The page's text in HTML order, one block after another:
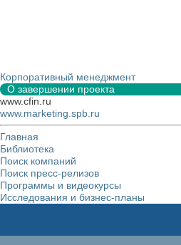
Корпоративный менеджмент
О завершении проекта
www.cfin.ru
www.marketing.spb.ru
Главная
Библиотека
Поиск компаний
Поиск пресс-релизов
Программы и видеокурсы
Исследования и бизнес-планы